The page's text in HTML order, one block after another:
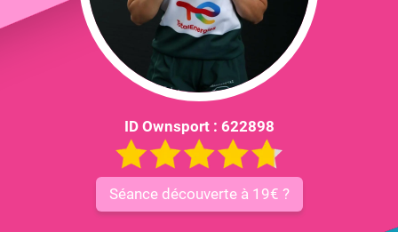
ID Ownsport : 622898
Séance découverte à 19€ ?